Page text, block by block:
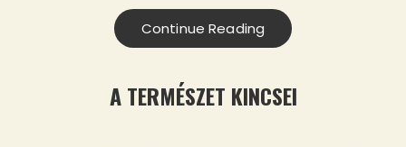
Continue Reading
A TERMÉSZET KINCSEI